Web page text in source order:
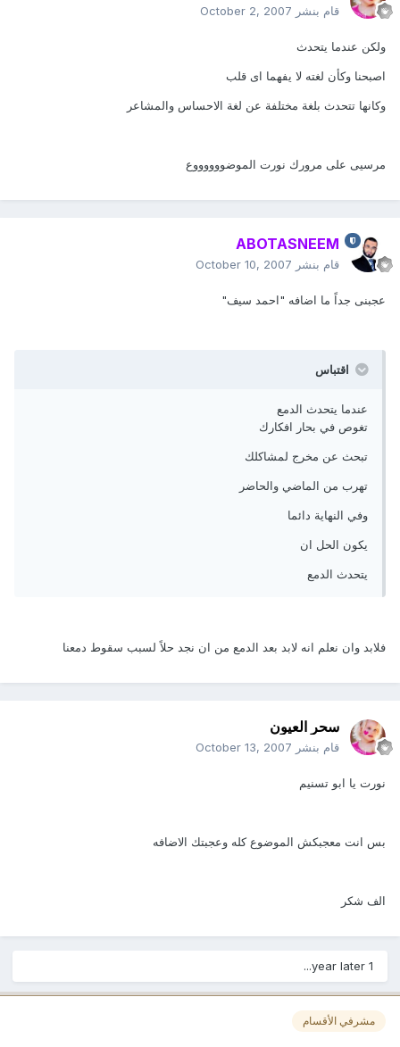
قام بنشر October 2, 2007
ولكن عندما يتحدث
اصبحنا وكأن لغته لا يفهما اى قلب
وكانها تتحدث بلغة مختلفة عن لغة الاحساس والمشاعر
مرسيى على مرورك نورت الموضووووووع
ABOTASNEEM
قام بنشر October 10, 2007
عجبنى جداً ما اضافه "احمد سيف"
اقتباس
عندما يتحدث الدمع
تغوص في بحار افكارك
تبحث عن مخرج لمشاكلك
تهرب من الماضي والحاضر
وفي النهاية دائما
يكون الحل ان
يتحدث الدمع
فلابد وان نعلم انه لابد بعد الدمع من ان نجد حلاً لسبب سقوط دمعنا
سحر العيون
قام بنشر October 13, 2007
نورت يا ابو تسنيم
بس انت معجبكش الموضوع كله وعجبتك الاضافه
الف شكر
مشرفي الأقسام